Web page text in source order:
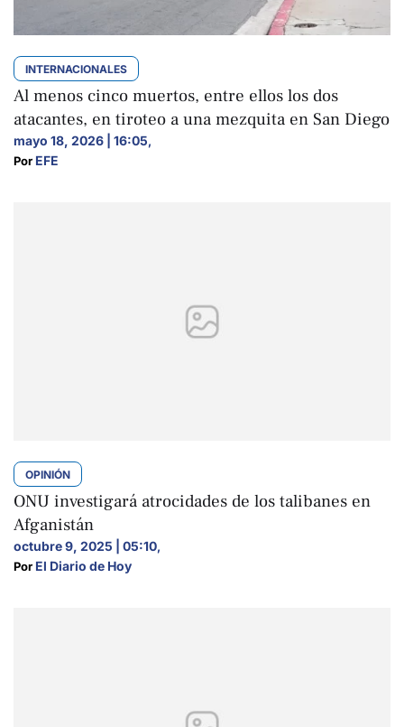
INTERNACIONALES
Al menos cinco muertos, entre ellos los dos
atacantes, en tiroteo a una mezquita en San Diego
mayo 18, 2026 | 16:05,
Por EFE
OPINIÓN
ONU investigará atrocidades de los talibanes en
Afganistán
octubre 9, 2025 | 05:10,
Por El Diario de Hoy